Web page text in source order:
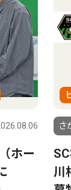
ホー
さ
川